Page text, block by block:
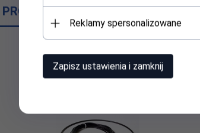
WYBRALI RÓWNIEŻ...
Kabel grzejny DEVIsnow 30T
(DTCE-30) 230V / 400W /
Reklamy spersonalizowane
Zapisz ustawienia i zamknij